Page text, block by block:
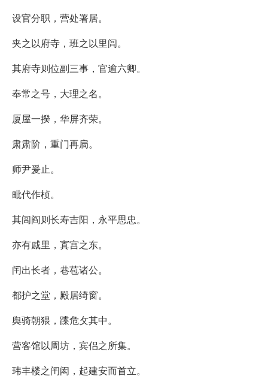
设官分职，营处署居。
夹之以府寺，班之以里闾。
其府寺则位副三事，官逾六卿。
奉常之号，大理之名。
厦屋一揆，华屏齐荣。
肃肃阶，重门再扃。
师尹爰止。
毗代作桢。
其闾阎则长寿吉阳，永平思忠。
亦有戚里，寘宫之东。
闬出长者，巷苞诸公。
都护之堂，殿居绮窗。
舆骑朝猥，蹀危攵其中。
营客馆以周坊，宾侣之所集。
玮丰楼之闬闳，起建安而首立。